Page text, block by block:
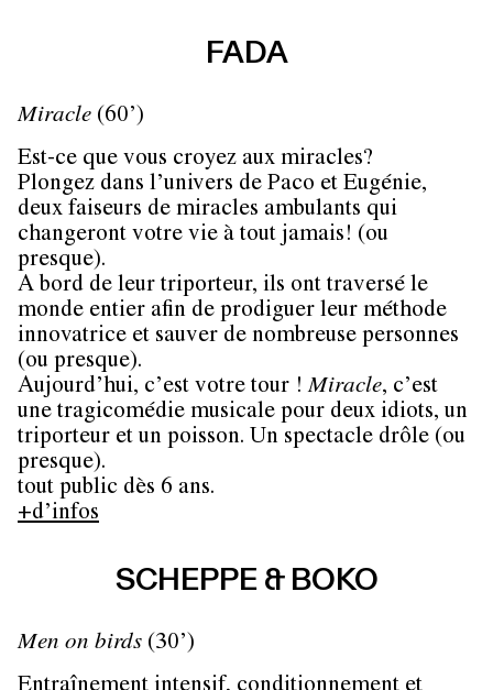
FADA
Miracle (60’)
Est-ce que vous croyez aux miracles?
Plongez dans l’univers de Paco et Eugénie,
deux faiseurs de miracles ambulants qui
changeront votre vie à tout jamais! (ou
presque).
A bord de leur triporteur, ils ont traversé le
monde entier afin de prodiguer leur méthode
innovatrice et sauver de nombreuse personnes
(ou presque).
Aujourd’hui, c’est votre tour !Miracle, c’est
une tragicomédie musicale pour deux idiots, un
triporteur et un poisson. Un spectacle drôle (ou
presque).
tout public dès 6 ans.
+d’infos
SCHEPPE & BOKO
Men on birds (30’)